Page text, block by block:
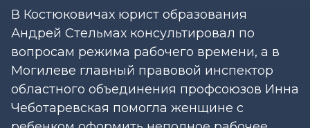
В Костюковичах юрист образования
Андрей Стельмах консультировал по
вопросам режима рабочего времени, а в
Могилеве главный правовой инспектор
областного объединения профсоюзов Инна
Чеботаревская помогла женщине с